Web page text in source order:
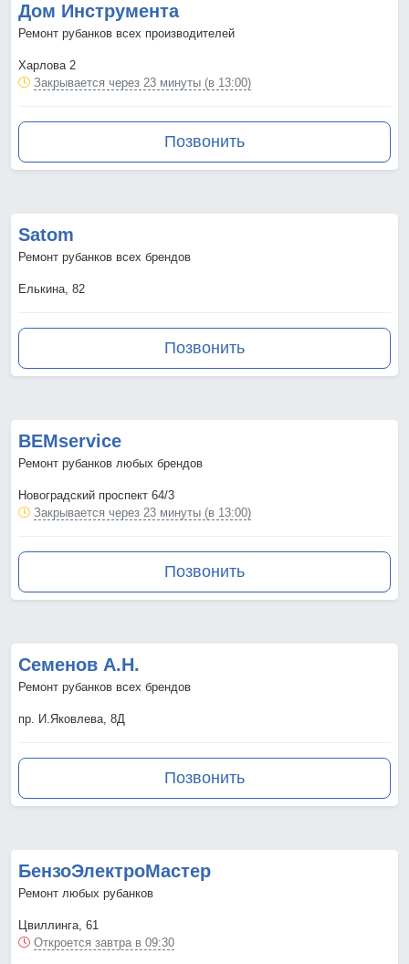
Дом Инструмента
Ремонт рубанков всех производителей
Харлова 2
Закрывается через 23 минуты (в 13:00)
Позвонить
Satom
Ремонт рубанков всех брендов
Елькина, 82
Позвонить
BEMservice
Ремонт рубанков любых брендов
Новоградский проспект 64/3
Закрывается через 23 минуты (в 13:00)
Позвонить
Семенов А.Н.
Ремонт рубанков всех брендов
пр. И.Яковлева, 8Д
Позвонить
БензоЭлектроМастер
Ремонт любых рубанков
Цвиллинга, 61
Откроется завтра в 09:30